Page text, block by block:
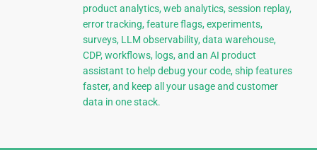
product analytics, web analytics, session replay,
error tracking, feature flags, experiments,
surveys, LLM observability, data warehouse,
CDP, workflows, logs, and an AI product
assistant to help debug your code, ship features
faster, and keep all your usage and customer
data in one stack.